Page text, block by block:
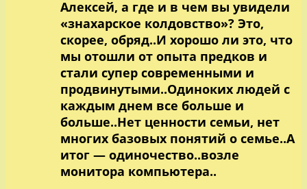
Алексей, а где и в чем вы увидели
«знахарское колдовство»? Это,
скорее, обряд..И хорошо ли это, что
мы отошли от опыта предков и
стали супер современными и
продвинутыми..Одиноких людей с
каждым днем все больше и
больше..Нет ценности семьи, нет
многих базовых понятий о семье..А
итог — одиночество..возле
монитора компьютера..